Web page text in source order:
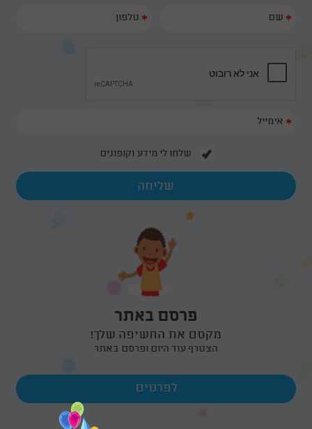
מרגשת ומעניינת של הקלטת שיר במיוחד לכבוד האירוע. את השיר יכולים
להקליט בני המשפחה או החברים של הנערה או שיכול להיות זה זמר מקצועי.
על סוגי יום הולדת ספורט, כבר שמעתם?
בהפעלה מסוג זה.
המשלבת העשרה, הפעלה, ועניין אצל הילדים. הנה כמה רעיונות וקצת מידע על
סוגי ימי הולדת מדעיים..
*
*
*
שלחו לי מידע וקופונים
פרסם באתר
מקסם את החשיפה שלך!
הצטרף עוד היום ופרסם באתר
לפרטים